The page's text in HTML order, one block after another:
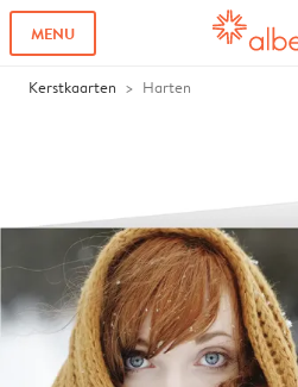
MENU
Kerstkaarten Harten